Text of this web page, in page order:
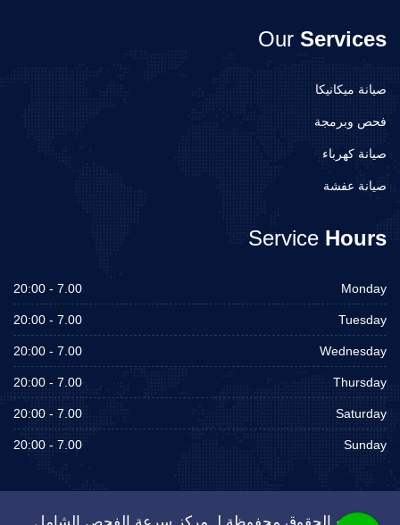
Our Services
صيانة ميكانيكا
فحص وبرمجة
صيانة كهرباء
صيانة عفشة
Service Hours
Monday
7.00 - 20:00
Tuesday
7.00 - 20:00
Wednesday
7.00 - 20:00
Thursday
7.00 - 20:00
Saturday
7.00 - 20:00
Sunday
7.00 - 20:00